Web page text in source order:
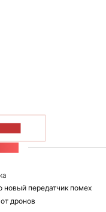
новый передатчик помех
дронов